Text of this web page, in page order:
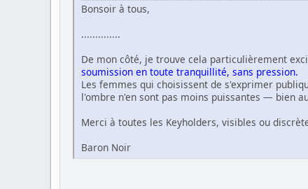
Bonsoir à tous,
..............
De mon côté, je trouve cela particulièrement
soumission en toute tranquillité, sans pression.
Les femmes qui choisissent de s'exprimer
l'ombre n'en sont pas moins puissantes — bien
Merci à toutes les Keyholders, visibles ou
Baron Noir